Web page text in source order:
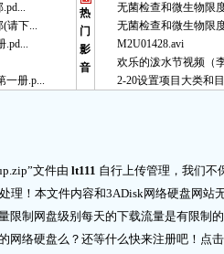
.pd...
(请下...
.pd...
一册.p...
热
门
影
音
无菌检查和微生物限
无菌检查和微生物限
M2U01428.avi
欢乐的泼水节视频（
2-20设置项目大类和
文件由lt111 自行上传管理，我们不
理！本文件内容和3ADisk网络硬盘 网站
限制网盘级别每天的下载流量是有限制
网络硬盘么？还等什么快来注册吧！点